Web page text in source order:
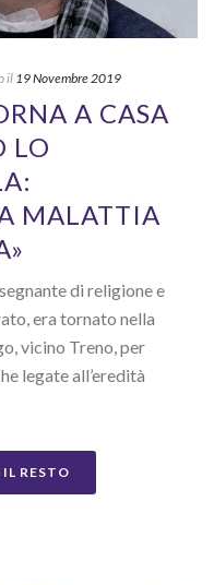
il19 Novembre 2019
A CASA
LO
MALATTIA
di religione e
era tornato nella
vicino Treno, per
legate all’eredità
IL RESTO